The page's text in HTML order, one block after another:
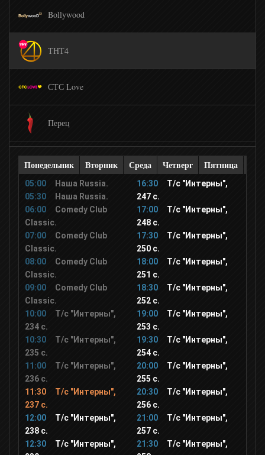
Bollywood
ТНТ4
СТС Love
Перец
Сарафан
КВН
Zoom
ОЦЕ
ID Xtra
Живая планета
History 2
Discovery
Понедельник Вторник Среда Четверг Пятница
05:00
Наша Russia.
05:30
Наша Russia.
06:00
Comedy Club
Classic.
07:00
Comedy Club
Classic.
08:00
Comedy Club
Classic.
09:00
Comedy Club
Classic.
10:00
Т/с "Интерны",
234 с.
10:30
Т/с "Интерны",
235 с.
11:00
Т/с "Интерны",
236 с.
11:30
Т/с "Интерны",
237 с.
12:00
Т/с "Интерны",
238 с.
12:30
Т/с "Интерны",
16:30
Т/с "Интерны",
247 с.
17:00
Т/с "Интерны",
248 с.
17:30
Т/с "Интерны",
250 с.
18:00
Т/с "Интерны",
251 с.
18:30
Т/с "Интерны",
252 с.
19:00
Т/с "Интерны",
253 с.
19:30
Т/с "Интерны",
254 с.
20:00
Т/с "Интерны",
255 с.
20:30
Т/с "Интерны",
256 с.
21:00
Т/с "Интерны",
257 с.
21:30
Т/с "Интерны",